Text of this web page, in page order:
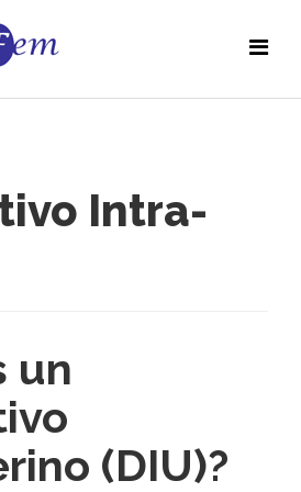
Intra-
un
(DIU)?